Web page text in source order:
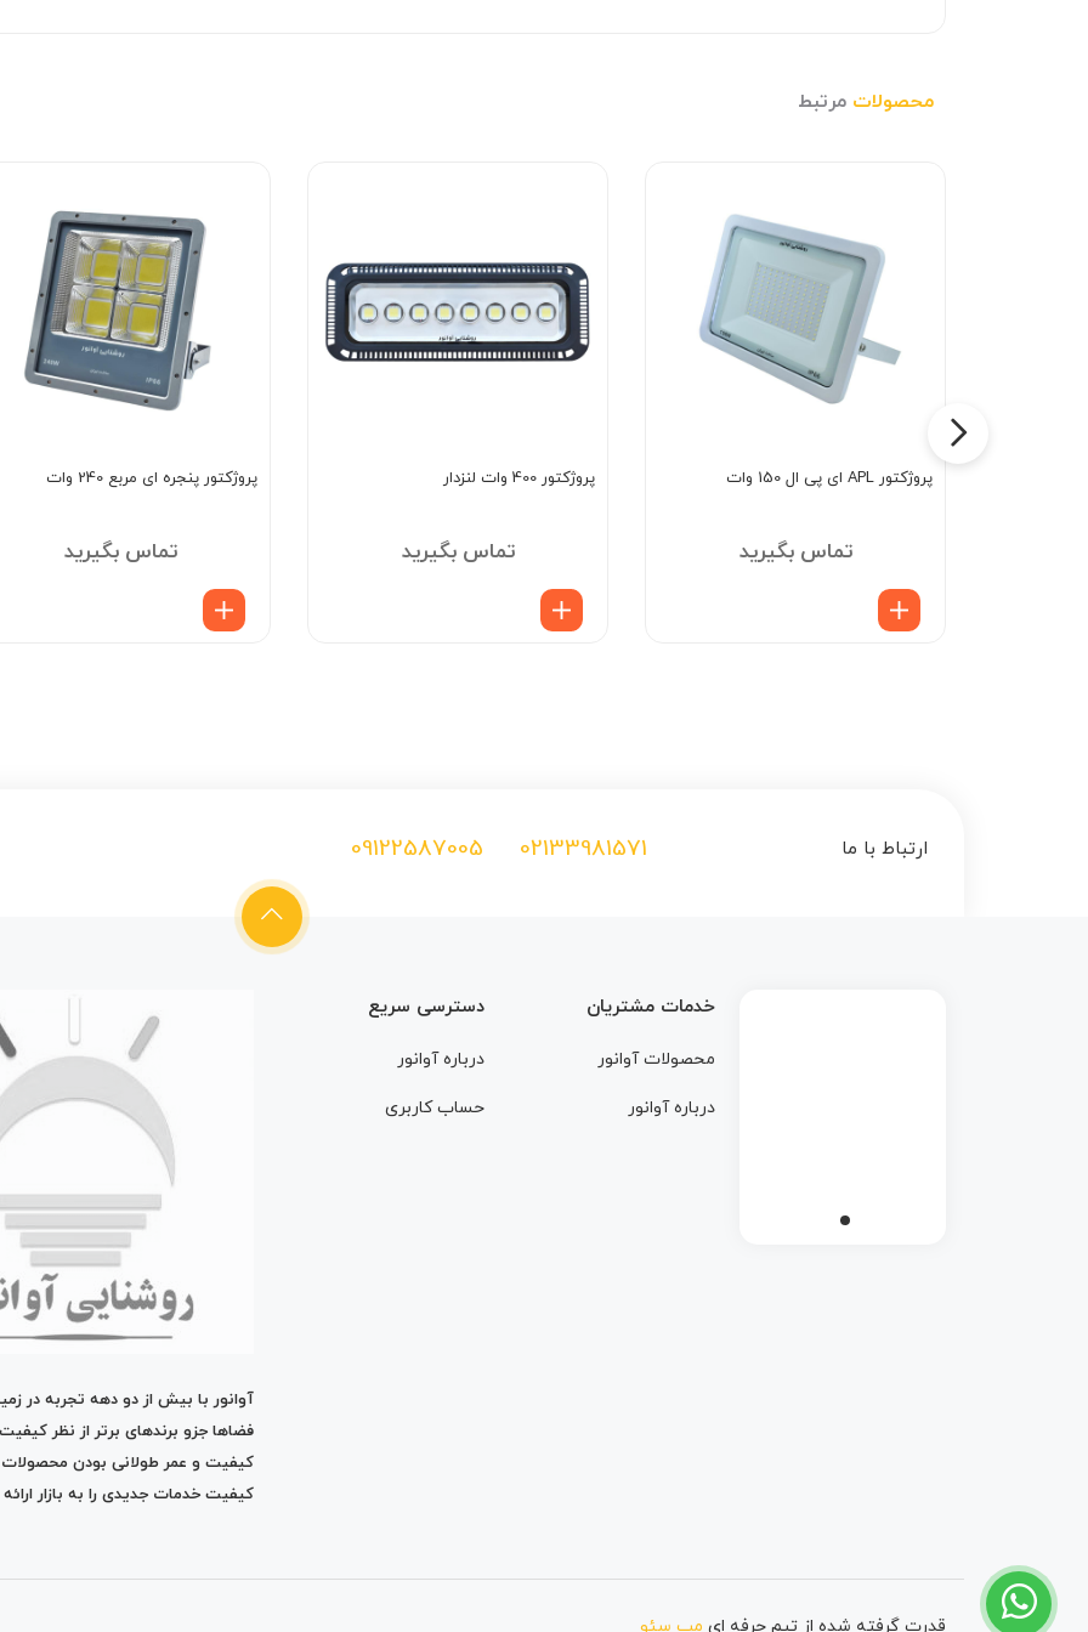
محصولات مرتبط
پروژکتور APL ای پی ال 150 وات
تماس بگیرید
پروژکتور 400 وات لنزدار
تماس بگیرید
پروژکتور پنجره ای مربع 240 وات
تماس بگیرید
ارتباط با ما 09122587005 02133981571
خدمات مشتریان
محصولات آوانور
درباره آوانور
دسترسی سریع
درباره آوانور
حساب کاربری
آوانور با بیش از دو دهه تجربه در
فضاها جزو برندهای برتر از نظر
کیفیت و عمر طولانی بودن محصولات
کیفیت خدمات جدیدی را به بازار
قدرت گرفته شده از تیم حرفه ای مپ سئو